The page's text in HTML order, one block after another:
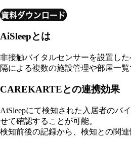
資料ダウンロード
AiSleepとは
非接触バイタルセンサーを設置し
隔による複数の施設管理や部屋一
CAREKARTEとの連携効果
AiSleepにて検知された入居者のバ
せて確認することが可能。
検知前後の記録から、検知との関